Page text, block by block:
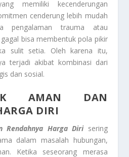
memiliki kecenderungan
cenderung lebih mudah
pengalaman trauma atau
bisa membentuk pola pikir
sulit setia. Oleh karena itu,
terjadi akibat kombinasi dari
dan sosial.
AMAN DAN
DIRI
Rendahnya Harga Dirisering
dalam masalah hubungan,
Ketika seseorang merasa